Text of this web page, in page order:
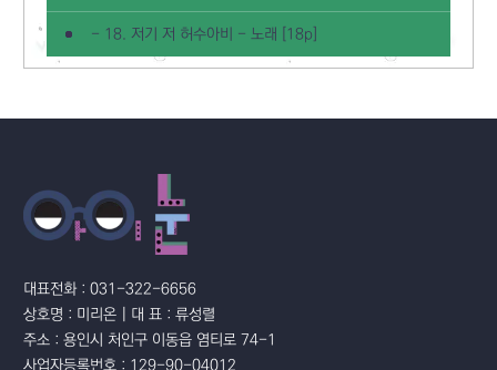
- 18. 저기 저 허수아비 - 노래 [18p]
대표전화 : 031-322-6656
상호명 : 미리온 | 대 표 : 류성렬
주소 : 용인시 처인구 이동읍 염티로 74-1
사업자등록번호 : 129-90-04012